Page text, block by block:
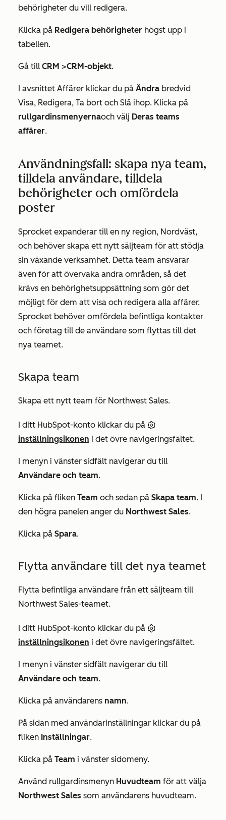
behörigheter du vill redigera.
Klicka på Redigera behörigheter högst upp i
tabellen.
Gå till CRM >CRM-objekt.
I avsnittet Affärer klickar du på Ändra bredvid
Visa, Redigera, Ta bort och Slå ihop. Klicka på
rullgardinsmenyernaoch välj Deras teams
affärer.
Användningsfall: skapa nya team,
tilldela användare, tilldela
behörigheter och omfördela
poster
Sprocket expanderar till en ny region, Nordväst,
och behöver skapa ett nytt säljteam för att stödja
sin växande verksamhet. Detta team ansvarar
även för att övervaka andra områden, så det
krävs en behörighetsuppsättning som gör det
möjligt för dem att visa och redigera alla affärer.
Sprocket behöver omfördela befintliga kontakter
och företag till de användare som flyttas till det
nya teamet.
Skapa team
Skapa ett nytt team för Northwest Sales.
I ditt HubSpot-konto klickar du på
inställningsikonen i det övre navigeringsfältet.
I menyn i vänster sidfält navigerar du till
Användare och team.
Klicka på fliken Team och sedan på Skapa team. I
den högra panelen anger du Northwest Sales.
Klicka på Spara.
Flytta användare till det nya teamet
Flytta befintliga användare från ett säljteam till
Northwest Sales-teamet.
I ditt HubSpot-konto klickar du på
inställningsikonen i det övre navigeringsfältet.
I menyn i vänster sidfält navigerar du till
Användare och team.
Klicka på användarens namn.
På sidan med användarinställningar klickar du på
fliken Inställningar.
Klicka på Team i vänster sidomeny.
Använd rullgardinsmenyn Huvudteam för att välja
Northwest Sales som användarens huvudteam.